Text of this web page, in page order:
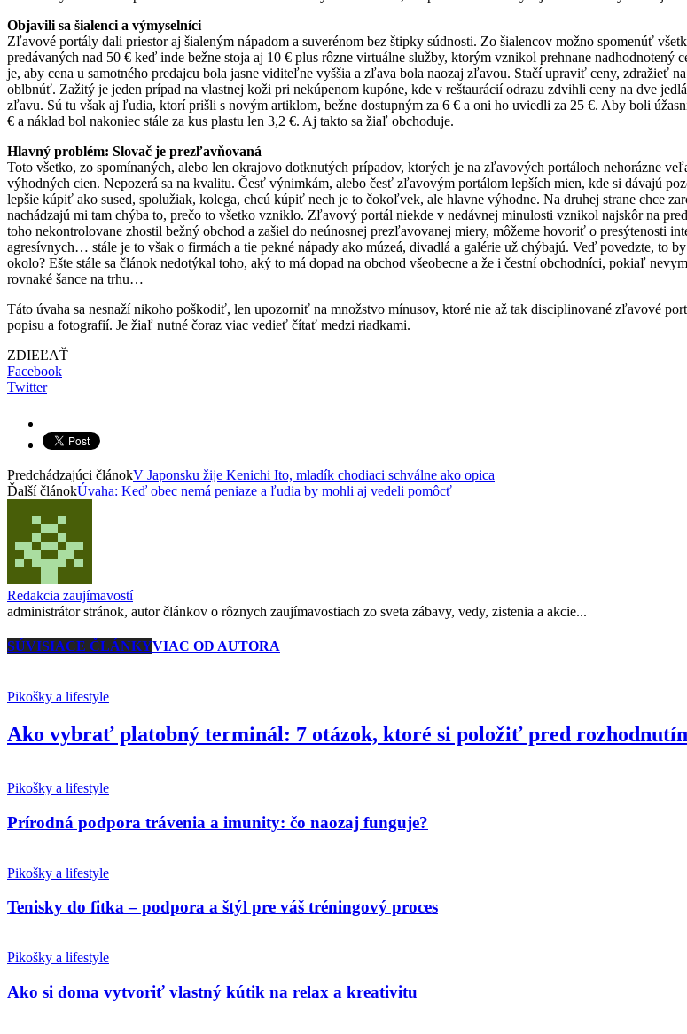
Objavili sa šialenci a výmyselníci
Zľavové portály dali priestor aj šialeným nápadom a suverénom bez štipky súdnosti. Zo šialencov možno spomenúť
predávaných nad 50 € keď inde bežne stoja aj 10 € plus rôzne virtuálne služby, ktorým vznikol prehnane
je, aby cena u samotného predajcu bola jasne viditeľne vyššia a zľava bola naozaj zľavou. Stačí upraviť ceny, zdražieť
oblbnúť. Zažitý je jeden prípad na vlastnej koži pri nekúpenom kupóne, kde v reštaurácií odrazu zdvihli ceny na dve
zľavu. Sú tu však aj ľudia, ktorí prišli s novým artiklom, bežne dostupným za 6 € a oni ho uviedli za 25 €. Aby boli
€ a náklad bol nakoniec stále za kus plastu len 3,2 €. Aj takto sa žiaľ obchoduje.
Hlavný problém: Slovač je prezľavňovaná
Toto všetko, zo spomínaných, alebo len okrajovo dotknutých prípadov, ktorých je na zľavových portáloch nehorázne
výhodných cien. Nepozerá sa na kvalitu. Česť výnimkám, alebo česť zľavovým portálom lepších mien, kde si dávajú
lepšie kúpiť ako sused, spolužiak, kolega, chcú kúpiť nech je to čokoľvek, ale hlavne výhodne. Na druhej strane chce
nachádzajú mi tam chýba to, prečo to všetko vzniklo. Zľavový portál niekde v nedávnej minulosti vznikol najskôr na
toho nekontrolovane zhostil bežný obchod a zašiel do neúnosnej prezľavovanej miery, môžeme hovoriť o
agresívnych… stále je to však o firmách a tie pekné nápady ako múzeá, divadlá a galérie už chýbajú. Veď povedzte, to
okolo? Ešte stále sa článok nedotýkal toho, aký to má dopad na obchod všeobecne a že i čestní obchodníci, pokiaľ
rovnaké šance na trhu…
Táto úvaha sa nesnaží nikoho poškodiť, len upozorniť na množstvo mínusov, ktoré nie až tak disciplinované zľavové
popisu a fotografií. Je žiaľ nutné čoraz viac vedieť čítať medzi riadkami.
ZDIEĽAŤ
Facebook
Twitter
Predchádzajúci článokV Japonsku žije Kenichi Ito, mladík chodiaci schválne ako opica
Ďalší článokÚvaha: Keď obec nemá peniaze a ľudia by mohli aj vedeli pomôcť
Redakcia zaujímavostí
administrátor stránok, autor článkov o rôznych zaujímavostiach zo sveta zábavy, vedy, zistenia a akcie...
SÚVISIACE ČLÁNKYVIAC OD AUTORA
Pikošky a lifestyle
Ako vybrať platobný terminál: 7 otázok, ktoré si položiť pred
Pikošky a lifestyle
Prírodná podpora trávenia a imunity: čo naozaj funguje?
Pikošky a lifestyle
Tenisky do fitka – podpora a štýl pre váš tréningový proces
Pikošky a lifestyle
Ako si doma vytvoriť vlastný kútik na relax a kreativitu